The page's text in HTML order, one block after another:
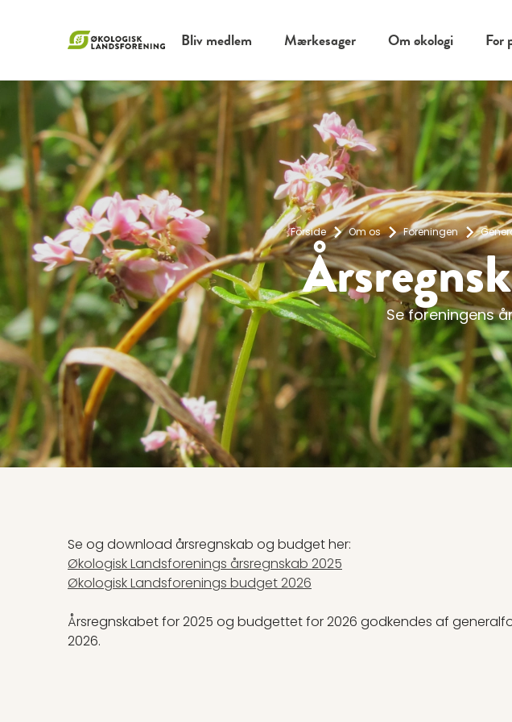
Bliv medlem Mærkesager Om økologi For
Forside Om os Foreningen
Se foreningens
Se og download årsregnskab og budget her:
Økologisk Landsforenings årsregnskab 2025
Økologisk Landsforenings budget 2026
Årsregnskabet for 2025 og budgettet for 2026 godkendes af
2026.